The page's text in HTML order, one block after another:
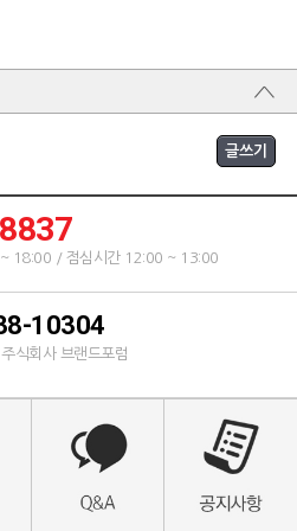
18:00 / 점심시간 12:00 ~ 13:00
10304
식회사 브랜드포럼